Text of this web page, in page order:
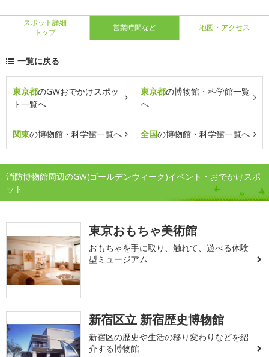
スポット詳細
トップ
営業時間など 地図・アクセス
一覧に戻る
東京都のGWおでかけスポッ
ト一覧へ
東京都の博物館・科学館一覧
へ
関東の博物館・科学館一覧へ 全国の博物館・科学館一覧へ
消防博物館周辺のGW(ゴールデンウィーク)イベント・おでかけスポ
ット
東京おもちゃ美術館
おもちゃを手に取り、触れて、遊べる体験
型ミュージアム
新宿区立 新宿歴史博物館
新宿区の歴史や生活の移り変わりなどを紹
介する博物館